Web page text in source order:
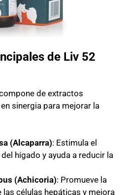
de Liv 52
de extractos
sinergia para mejorar la
(Alcaparra): Estimula el
hígado y ayuda a reducir la
(Achicoria): Promueve la
las células hepáticas y mejora